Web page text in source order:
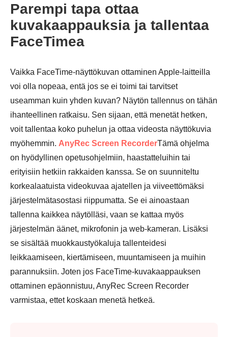
Parempi tapa ottaa
kuvakaappauksia ja tallentaa
FaceTimea
Vaikka FaceTime-näyttökuvan ottaminen Apple-laitteilla
voi olla nopeaa, entä jos se ei toimi tai tarvitset
useamman kuin yhden kuvan? Näytön tallennus on tähän
ihanteellinen ratkaisu. Sen sijaan, että menetät hetken,
voit tallentaa koko puhelun ja ottaa videosta näyttökuvia
myöhemmin. AnyRec Screen RecorderTämä ohjelma
on hyödyllinen opetusohjelmiin, haastatteluihin tai
erityisiin hetkiin rakkaiden kanssa. Se on suunniteltu
korkealaatuista videokuvaa ajatellen ja viiveettömäksi
järjestelmätasostasi riippumatta. Se ei ainoastaan
tallenna kaikkea näytölläsi, vaan se kattaa myös
järjestelmän äänet, mikrofonin ja web-kameran. Lisäksi
se sisältää muokkaustyökaluja tallenteidesi
leikkaamiseen, kiertämiseen, muuntamiseen ja muihin
parannuksiin. Joten jos FaceTime-kuvakaappauksen
ottaminen epäonnistuu, AnyRec Screen Recorder
varmistaa, ettet koskaan menetä hetkeä.